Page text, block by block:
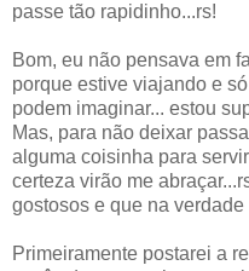
passe tão rapidinho...rs!
Bom, eu não pensava em
porque estive viajando e
podem imaginar... estou
Mas, para não deixar
alguma coisinha para
certeza virão me
gostosos e que na
Primeiramente postarei a